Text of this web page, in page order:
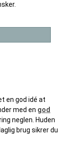
en god idé at
med en god
neglen. Huden
brug sikrer du